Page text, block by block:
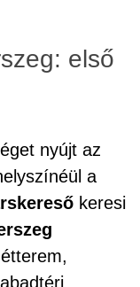
első
nyújt az
a
keresi